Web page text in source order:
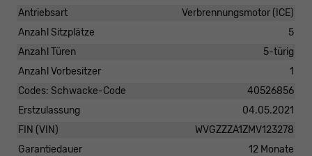
Antriebsart
Verbrennungsmotor (ICE)
Anzahl Sitzplätze
5
Anzahl Türen
5-türig
Anzahl Vorbesitzer
1
Codes: Schwacke-Code
40526856
Erstzulassung
04.05.2021
FIN (VIN)
WVGZZZA1ZMV123278
Garantiedauer
12 Monate